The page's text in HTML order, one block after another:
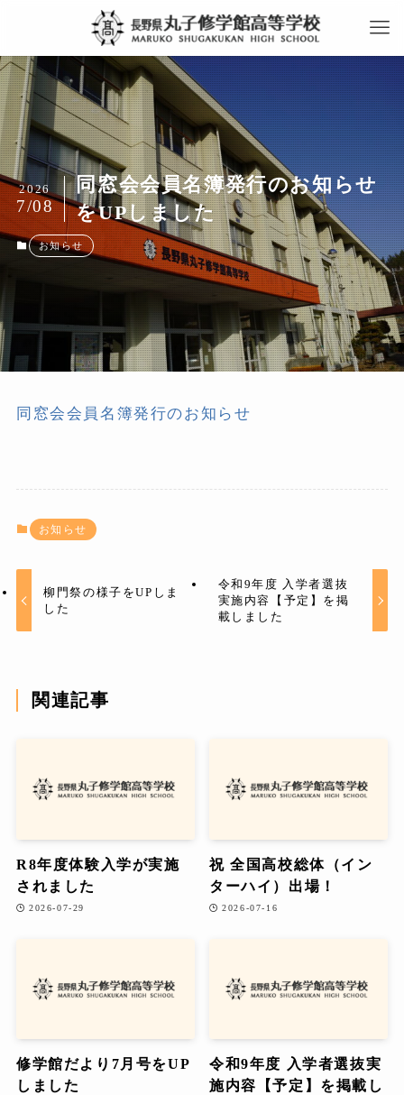
同窓会会員名簿発行のお知らせ
をUPしました
2026
7/08
お知らせ
同窓会会員名簿発行のお知らせ
お知らせ
柳門祭の様子をUPしま
した
令和9年度 入学者選抜
実施内容【予定】を掲
載しました
関連記事
R8年度体験入学が実施
されました
2026-07-29
祝 全国高校総体（イン
ターハイ）出場！
2026-07-16
修学館だより7月号をUP
しました
令和9年度 入学者選抜実
施内容【予定】を掲載し